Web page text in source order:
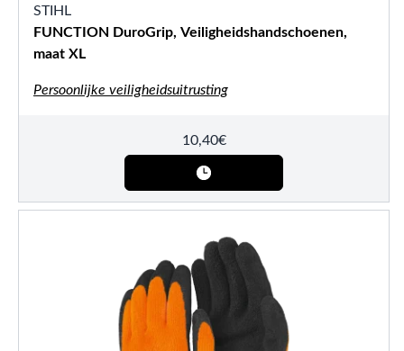
STIHL
FUNCTION DuroGrip, Veiligheidshandschoenen,
maat XL
Persoonlijke veiligheidsuitrusting
10,40€